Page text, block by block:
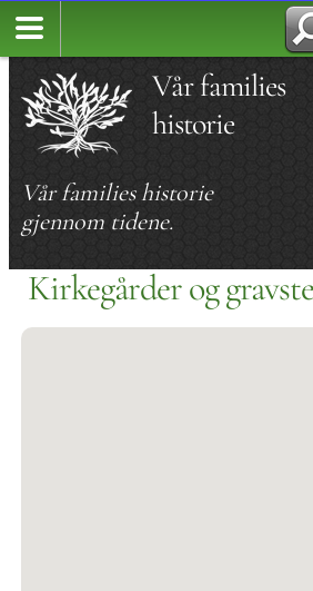
Vår families
historie
Vår families historie
gjennom tidene.
Kirkegårder og